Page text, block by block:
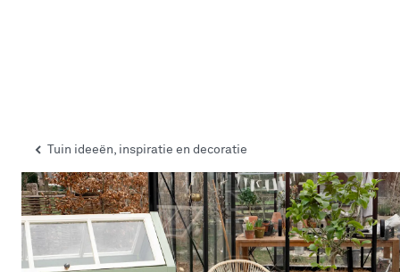
Tuin ideeën, inspiratie en decoratie